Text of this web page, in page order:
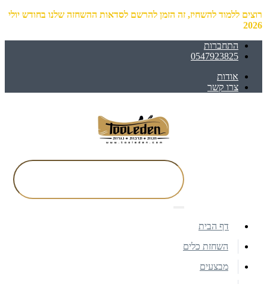
רוצים ללמוד להשחיז, זה הזמן להרשם לסדאות ההשחזה שלנו בחודש יולי
2026
התחברות
0547923825
אודות
צרו קשר
דף הבית
השחזת כלים
מבצעים